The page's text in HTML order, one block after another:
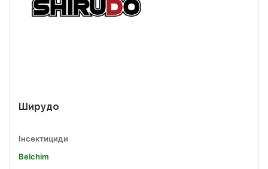
Ширудо
Інсектициди
Belchim